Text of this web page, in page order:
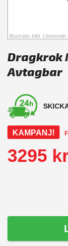
Illustrativ bild. Utseende
Dragkrok
Avtagbar
KAMPANJ!
3295